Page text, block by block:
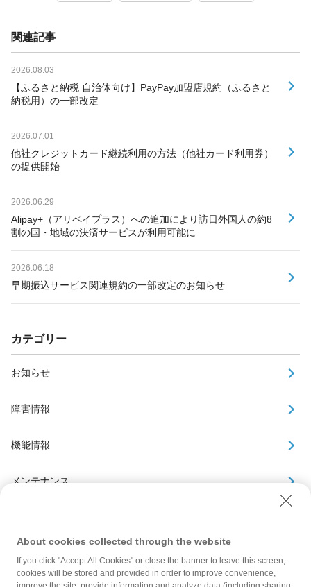
関連記事
2026.08.03
【ふるさと納税 自治体向け】PayPay加盟店規約（ふるさと
納税用）の一部改定
2026.07.01
他社クレジットカード継続利用の方法（他社カード利用券）
の提供開始
2026.06.29
Alipay+（アリペイプラス）への追加により訪日外国人の約8
割の国・地域の決済サービスが利用可能に
2026.06.18
早期振込サービス関連規約の一部改定のお知らせ
カテゴリー
お知らせ
障害情報
機能情報
メンテナンス
About cookies collected through the website
If you click "Accept All Cookies" or close the banner to leave this screen,
cookies will be stored and provided in order to improve convenience,